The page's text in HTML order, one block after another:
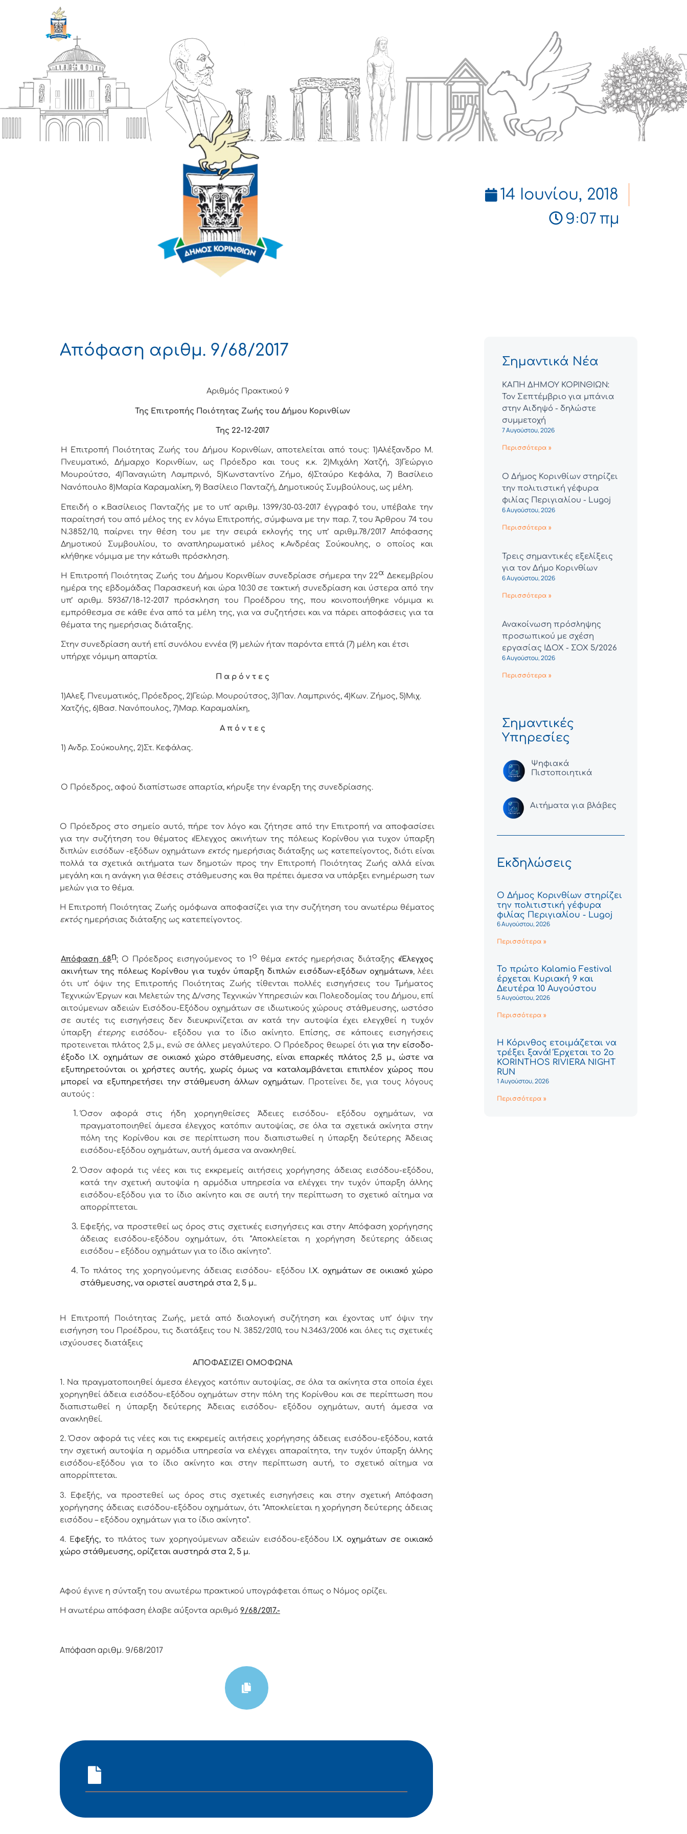
14 Ιουνίου, 2018
9:07 πμ
Απόφαση αριθμ. 9/68/2017
Αριθμός Πρακτικού 9
Της Επιτροπής Ποιότητας Ζωής του Δήμου Κορινθίων
Της 22-12-2017
Η Επιτροπή Ποιότητας Ζωής του Δήμου Κορινθίων, αποτελείται από τους: 1)Αλέξανδρο Μ.
Πνευματικό, Δήμαρχο Κορινθίων, ως Πρόεδρο και τους κ.κ. 2)Μιχάλη Χατζή, 3)Γεώργιο
Μουρούτσο,
4)Παναγιώτη Λαμπρινό, 5)Κωνσταντίνο Ζήμο, 6)Σταύρο Κεφάλα, 7) Βασίλειο
Νανόπουλο 8)Μαρία Καραμαλίκη, 9) Βασίλειο Πανταζή, Δημοτικούς Συμβούλους, ως μέλη.
Επειδή ο κ.Βασίλειος Πανταζής με το υπ’ αριθμ. 1399/30-03-2017 έγγραφό του, υπέβαλε την
παραίτησή του από μέλος της εν λόγω Επιτροπής, σύμφωνα με την παρ. 7, του Άρθρου 74 του
Ν.3852/10, παίρνει την θέση του με την σειρά εκλογής της υπ’ αριθμ.78/2017 Απόφασης
Δημοτικού Συμβουλίου, το αναπληρωματικό μέλος κ.Ανδρέας Σούκουλης, ο οποίος και
κλήθηκε νόμιμα με την κάτωθι πρόσκληση.
Η Επιτροπή Ποιότητας Ζωής του Δήμου Κορινθίων συνεδρίασε σήμερα την 22α Δεκεμβρίου
ημέρα της εβδομάδας Παρασκευή και ώρα 10:30 σε τακτική συνεδρίαση και ύστερα από την
υπ’ αριθμ. 59367/18-12-2017 πρόσκληση του Προέδρου της, που κοινοποιήθηκε νόμιμα κι
εμπρόθεσμα σε κάθε ένα από τα μέλη της, για να συζητήσει και να πάρει αποφάσεις για τα
θέματα της ημερήσιας διάταξης.
Στην συνεδρίαση αυτή επί συνόλου εννέα (9) μελών ήταν παρόντα επτά (7) μέλη και έτσι
υπήρχε νόμιμη απαρτία.
Π α ρ ό ν τ ε ς
1)Αλεξ. Πνευματικός, Πρόεδρος, 2)Γεώρ. Μουρούτσος, 3)Παν. Λαμπρινός, 4)Κων. Ζήμος, 5)Μιχ.
Χατζής, 6)Βασ. Νανόπουλος, 7)Μαρ. Καραμαλίκη,
Α π ό ν τ ε ς
1)Ανδρ. Σούκουλης, 2)Στ. Κεφάλας.
Ο Πρόεδρος, αφού διαπίστωσε απαρτία, κήρυξε την έναρξη της συνεδρίασης.
Ο Πρόεδρος στο σημείο αυτό, πήρε τον λόγο και ζήτησε από την Επιτροπή να αποφασίσει
για την συζήτηση του θέματος «Έλεγχος ακινήτων της πόλεως Κορίνθου για τυχον ύπαρξη
διπλών εισόδων -εξόδων οχημάτων» εκτός ημερήσιας διάταξης ως κατεπείγοντος, διότι είναι
πολλά τα σχετικά αιτήματα των δημοτών προς την Επιτροπή Ποιότητας Ζωής αλλά είναι
μεγάλη και η ανάγκη για θέσεις στάθμευσης και θα πρέπει άμεσα να υπάρξει ενημέρωση των
μελών για το θέμα.
Η Επιτροπή Ποιότητας Ζωής ομόφωνα αποφασίζει για την συζήτηση του ανωτέρω θέματος
εκτόςημερήσιας διάταξης ως κατεπείγοντος.
Απόφαση 68η: Ο Πρόεδρος εισηγούμενος τo 1 ο θέμα εκτόςημερήσιας διάταξης «Έλεγχος
ακινήτων της πόλεως Κορίνθου για τυχόν ύπαρξη διπλών εισόδων-εξόδων οχημάτων», λέει
ότι υπ’ όψιν της Επιτροπής Ποιότητας Ζωής τίθενται πολλές εισηγήσεις του Τμήματος
Τεχνικών Έργων και Μελετώντης Δ/νσης Τεχνικών Υπηρεσιών και Πολεοδομίας του Δήμου, επί
αιτούμενων αδειών Εισόδου-Εξόδου οχημάτων σε ιδιωτικούς χώρους στάθμευσης, ωστόσο
σε αυτές τις εισηγήσεις δεν διευκρινίζεται αν κατά την αυτοψία έχει ελεγχθεί η τυχόν
ύπαρξη έτερηςεισόδου- εξόδου για το ίδιο ακίνητο.
Επίσης, σε κάποιες εισηγήσεις
προτεινεται πλάτος 2,5 μ., ενώ σε άλλες μεγαλύτερο. Ο Πρόεδρος θεωρεί ότιγια την είσοδο-
έξοδο Ι.Χ. οχημάτων σε οικιακό χώρο στάθμευσης, είναι επαρκές πλάτος 2,5 μ., ώστε να
εξυπηρετούνται οι χρήστες αυτής, χωρίς όμως να καταλαμβάνεται επιπλέον χώρος που
μπορεί να εξυπηρετήσει την στάθμευση άλλων οχημάτων.
Προτείνει δε, για τους λόγους
αυτούς :
Όσον αφορά στις ήδη χορηγηθείσες Άδειες εισόδου- εξόδου οχημάτων, να
πραγματοποιηθεί άμεσα έλεγχος κατόπιν αυτοψίας, σε όλα τα σχετικά ακίνητα στην
πόλη της Κορίνθου και σε περίπτωση που διαπιστωθεί η ύπαρξη δεύτερης Άδειας
εισόδου-εξόδου οχημάτων, αυτή άμεσα να ανακληθεί.
Όσον αφορά τις νέες και τις εκκρεμείς αιτήσεις χορήγησης άδειας εισόδου-εξόδου,
κατά την σχετική αυτοψία η αρμόδια υπηρεσία να ελέγχει την τυχόν ύπαρξη άλλης
εισόδου-εξόδου για το ίδιο ακίνητο και σε αυτή την περίπτωση το σχετικό αίτημα να
απορρίπτεται.
Εφεξής, να προστεθεί ως όρος στις σχετικές εισηγήσεις και στην Απόφαση χορήγησης
άδειας εισόδου-εξόδου οχημάτων, ότι “Αποκλείεται η χορήγηση δεύτερης άδειας
εισόδου – εξόδου οχημάτων για το ίδιο ακίνητο”.
Το πλάτος της χορηγούμενης άδειας εισόδου- εξόδου
Ι.Χ. οχημάτων σε οικιακό χώρο
στάθμευσης, να οριστεί αυστηρά στα 2, 5 μ..
Η Επιτροπή Ποιότητας Ζωής, μετά από διαλογική συζήτηση και έχοντας υπ’ όψιν την
εισήγηση του Προέδρου, τις διατάξεις του Ν. 3852/2010, του Ν.3463/2006 και όλες τις σχετικές
ισχύουσες διατάξεις
ΑΠΟΦΑΣΙΖΕΙ ΟΜΟΦΩΝΑ
1. Να πραγματοποιηθεί άμεσα έλεγχος κατόπιν αυτοψίας, σε όλα τα ακίνητα στα οποία έχει
χορηγηθεί άδεια εισόδου-εξόδου οχημάτων στην πόλη της Κορίνθου και σε περίπτωση που
διαπιστωθεί η ύπαρξη δεύτερης Άδειας εισόδου- εξόδου οχημάτων, αυτή άμεσα να
ανακληθεί.
2. Όσον αφορά τις νέες και τις εκκρεμείς αιτήσεις χορήγησης άδειας εισόδου-εξόδου, κατά
την σχετική αυτοψία η αρμόδια υπηρεσία να ελέγχει απαραίτητα, την τυχόν ύπαρξη άλλης
εισόδου-εξόδου για το ίδιο ακίνητο και στην περίπτωση αυτή, το σχετικό αίτημα να
απορρίπτεται.
3. Εφεξής, να προστεθεί ως όρος στις σχετικές εισηγήσεις και στην σχετική Απόφαση
χορήγησης άδειας εισόδου-εξόδου οχημάτων, ότι “Αποκλείεται η χορήγηση δεύτερης άδειας
εισόδου – εξόδου οχημάτων για το ίδιο ακίνητο”.
4. Εφεξής, το πλάτος των χορηγούμενων αδειών εισόδου-εξόδου
Ι.Χ. οχημάτων σε οικιακό
χώρο στάθμευσης, ορίζεται αυστηρά στα 2, 5 μ.
Αφού έγινε η σύνταξη του ανωτέρω πρακτικού υπογράφεται όπως ο Νόμος ορίζει.
Η ανωτέρω απόφαση έλαβε αύξοντα αριθμό 9/68/2017.-
Απόφαση αριθμ. 9/68/2017
Σημαντικά Νέα
ΚΑΠΗ ΔΗΜΟΥ ΚΟΡΙΝΘΙΩΝ:
Τον Σεπτέμβριο για μπάνια
στην Αιδηψό - δηλώστε
συμμετοχή
7 Αυγούστου, 2026
Περισσότερα »
Ο Δήμος Κορινθίων στηρίζει
την πολιτιστική γέφυρα
φιλίας Περιγιαλίου - Lugoj
6 Αυγούστου, 2026
Περισσότερα »
Τρεις σημαντικές εξελίξεις
για τον Δήμο Κορινθίων
6 Αυγούστου, 2026
Περισσότερα »
Ανακοίνωση πρόσληψης
προσωπικού με σχέση
εργασίας ΙΔΟΧ - ΣΟΧ 5/2026
6 Αυγούστου, 2026
Περισσότερα »
Σημαντικές
Υπηρεσίες
Ψηφιακά
Πιστοποιητικά
Αιτήματα για βλάβες
Εκδηλώσεις
Ο Δήμος Κορινθίων στηρίζει
την πολιτιστική γέφυρα
φιλίας Περιγιαλίου - Lugoj
6 Αυγούστου, 2026
Περισσότερα »
Το πρώτο Kalamia Festival
έρχεται Κυριακή 9 και
Δευτέρα 10 Αυγούστου
5 Αυγούστου, 2026
Περισσότερα »
Η Κόρινθος ετοιμάζεται να
τρέξει ξανά! Έρχεται το 2ο
KORINTHOS RIVIERA NIGHT
RUN
1 Αυγούστου, 2026
Περισσότερα »